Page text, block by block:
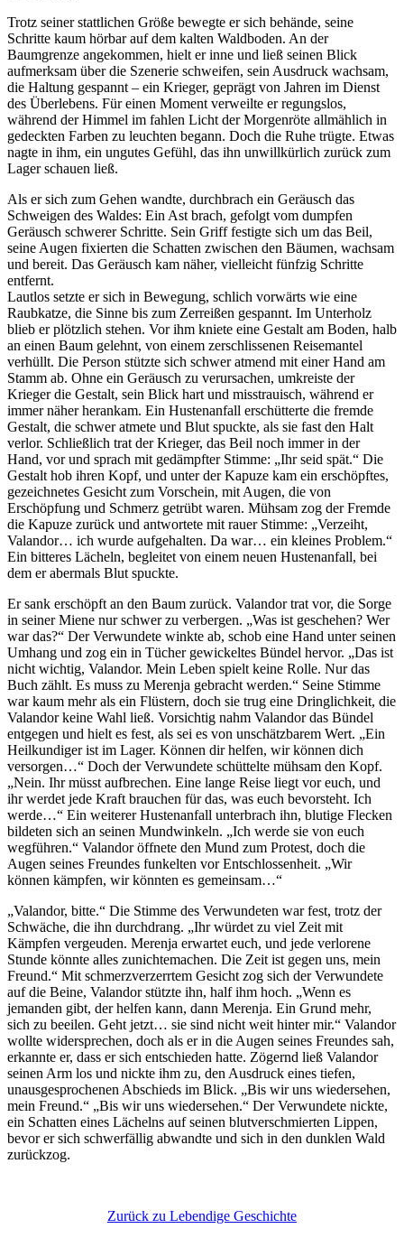
Trotz seiner stattlichen Größe bewegte er sich behände, seine
Schritte kaum hörbar auf dem kalten Waldboden. An der
Baumgrenze angekommen, hielt er inne und ließ seinen Blick
aufmerksam über die Szenerie schweifen, sein Ausdruck wachsam,
die Haltung gespannt – ein Krieger, geprägt von Jahren im Dienst
des Überlebens. Für einen Moment verweilte er regungslos,
während der Himmel im fahlen Licht der Morgenröte allmählich in
gedeckten Farben zu leuchten begann. Doch die Ruhe trügte. Etwas
nagte in ihm, ein ungutes Gefühl, das ihn unwillkürlich zurück zum
Lager schauen ließ.
Als er sich zum Gehen wandte, durchbrach ein Geräusch das
Schweigen des Waldes: Ein Ast brach, gefolgt vom dumpfen
Geräusch schwerer Schritte. Sein Griff festigte sich um das Beil,
seine Augen fixierten die Schatten zwischen den Bäumen, wachsam
und bereit. Das Geräusch kam näher, vielleicht fünfzig Schritte
entfernt.
Lautlos setzte er sich in Bewegung, schlich vorwärts wie eine
Raubkatze, die Sinne bis zum Zerreißen gespannt. Im Unterholz
blieb er plötzlich stehen. Vor ihm kniete eine Gestalt am Boden, halb
an einen Baum gelehnt, von einem zerschlissenen Reisemantel
verhüllt. Die Person stützte sich schwer atmend mit einer Hand am
Stamm ab. Ohne ein Geräusch zu verursachen, umkreiste der
Krieger die Gestalt, sein Blick hart und misstrauisch, während er
immer näher herankam. Ein Hustenanfall erschütterte die fremde
Gestalt, die schwer atmete und Blut spuckte, als sie fast den Halt
verlor. Schließlich trat der Krieger, das Beil noch immer in der
Hand, vor und sprach mit gedämpfter Stimme: „Ihr seid spät.“ Die
Gestalt hob ihren Kopf, und unter der Kapuze kam ein erschöpftes,
gezeichnetes Gesicht zum Vorschein, mit Augen, die von
Erschöpfung und Schmerz getrübt waren. Mühsam zog der Fremde
die Kapuze zurück und antwortete mit rauer Stimme: „Verzeiht,
Valandor… ich wurde aufgehalten. Da war… ein kleines Problem.“
Ein bitteres Lächeln, begleitet von einem neuen Hustenanfall, bei
dem er abermals Blut spuckte.
Er sank erschöpft an den Baum zurück. Valandor trat vor, die Sorge
in seiner Miene nur schwer zu verbergen. „Was ist geschehen? Wer
war das?“ Der Verwundete winkte ab, schob eine Hand unter seinen
Umhang und zog ein in Tücher gewickeltes Bündel hervor. „Das ist
nicht wichtig, Valandor. Mein Leben spielt keine Rolle. Nur das
Buch zählt. Es muss zu Merenja gebracht werden.“ Seine Stimme
war kaum mehr als ein Flüstern, doch sie trug eine Dringlichkeit, die
Valandor keine Wahl ließ. Vorsichtig nahm Valandor das Bündel
entgegen und hielt es fest, als sei es von unschätzbarem Wert. „Ein
Heilkundiger ist im Lager. Können dir helfen, wir können dich
versorgen…“ Doch der Verwundete schüttelte mühsam den Kopf.
„Nein. Ihr müsst aufbrechen. Eine lange Reise liegt vor euch, und
ihr werdet jede Kraft brauchen für das, was euch bevorsteht. Ich
werde…“ Ein weiterer Hustenanfall unterbrach ihn, blutige Flecken
bildeten sich an seinen Mundwinkeln. „Ich werde sie von euch
wegführen.“ Valandor öffnete den Mund zum Protest, doch die
Augen seines Freundes funkelten vor Entschlossenheit. „Wir
können kämpfen, wir könnten es gemeinsam…“
„Valandor, bitte.“ Die Stimme des Verwundeten war fest, trotz der
Schwäche, die ihn durchdrang. „Ihr würdet zu viel Zeit mit
Kämpfen vergeuden. Merenja erwartet euch, und jede verlorene
Stunde könnte alles zunichtemachen. Die Zeit ist gegen uns, mein
Freund.“ Mit schmerzverzerrtem Gesicht zog sich der Verwundete
auf die Beine, Valandor stützte ihn, half ihm hoch. „Wenn es
jemanden gibt, der helfen kann, dann Merenja. Ein Grund mehr,
sich zu beeilen. Geht jetzt… sie sind nicht weit hinter mir.“ Valandor
wollte widersprechen, doch als er in die Augen seines Freundes sah,
erkannte er, dass er sich entschieden hatte. Zögernd ließ Valandor
seinen Arm los und nickte ihm zu, den Ausdruck eines tiefen,
unausgesprochenen Abschieds im Blick. „Bis wir uns wiedersehen,
mein Freund.“ „Bis wir uns wiedersehen.“ Der Verwundete nickte,
ein Schatten eines Lächelns auf seinen blutverschmierten Lippen,
bevor er sich schwerfällig abwandte und sich in den dunklen Wald
zurückzog.
Zurück zu Lebendige Geschichte